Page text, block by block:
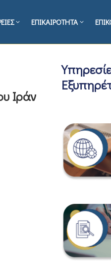
ΕΠΙΚΑΙΡΟΤΗΤΑ
Ιράν